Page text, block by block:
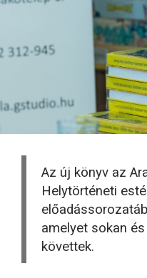
Az új könyv az
Helytörténeti
amelyet sokan
követtek.